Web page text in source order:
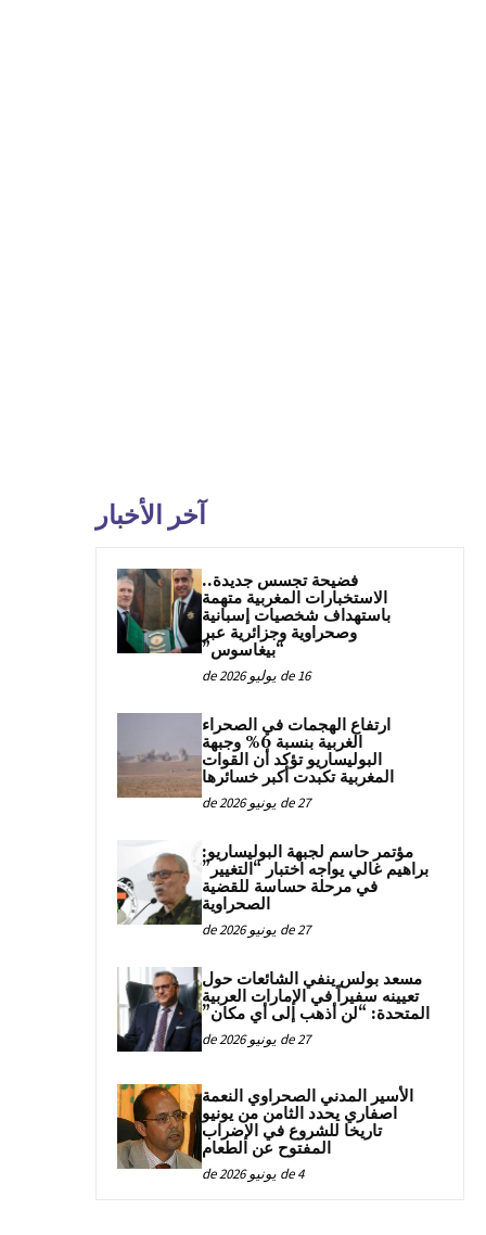
آخر الأخبار
فضيحة تجسس جديدة..
الاستخبارات المغربية متهمة
باستهداف شخصيات إسبانية
وصحراوية وجزائرية عبر
“بيغاسوس”
16 de يوليو de 2026
ارتفاع الهجمات في الصحراء
الغربية بنسبة 6% وجبهة
البوليساريو تؤكد أن القوات
المغربية تكبدت أكبر خسائرها
27 de يونيو de 2026
مؤتمر حاسم لجبهة البوليساريو:
براهيم غالي يواجه اختبار “التغيير”
في مرحلة حساسة للقضية
الصحراوية
27 de يونيو de 2026
مسعد بولس ينفي الشائعات حول
تعيينه سفيراً في الإمارات العربية
المتحدة: “لن أذهب إلى أي مكان”
27 de يونيو de 2026
الأسير المدني الصحراوي النعمة
اصفاري يحدد الثامن من يونيو
تاريخا للشروع في الإضراب
المفتوح عن الطعام
4 de يونيو de 2026